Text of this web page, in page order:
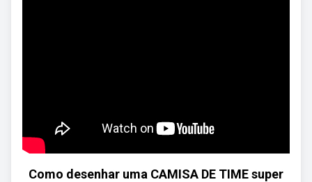
Como desenhar uma CAMISA DE TIME super